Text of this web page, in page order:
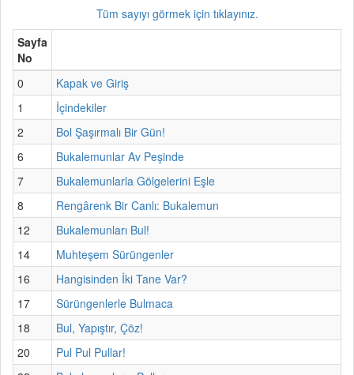
Tüm sayıyı görmek için tıklayınız.
Sayfa
No
0
Kapak ve Giriş
1
İçindekiler
2
Bol Şaşırmalı Bir Gün!
6
Bukalemunlar Av Peşinde
7
Bukalemunlarla Gölgelerini Eşle
8
Rengârenk Bir Canlı: Bukalemun
12
Bukalemunları Bul!
14
Muhteşem Sürüngenler
16
Hangisinden İki Tane Var?
17
Sürüngenlerle Bulmaca
18
Bul, Yapıştır, Çöz!
20
Pul Pul Pullar!